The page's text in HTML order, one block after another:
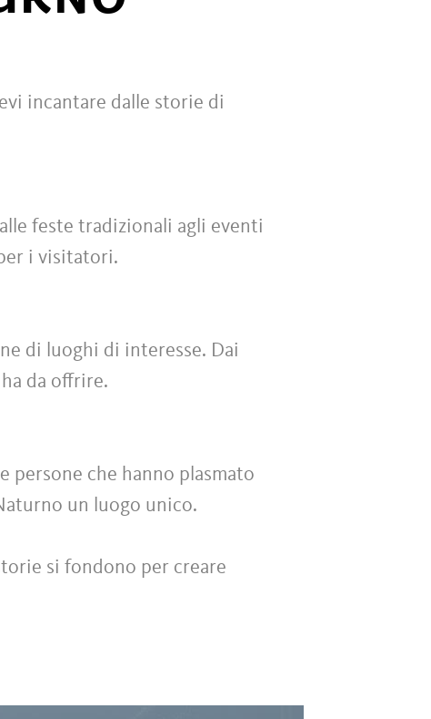
incantare dalle storie di
feste tradizionali agli eventi
i visitatori.
di luoghi di interesse. Dai
da offrire.
persone che hanno plasmato
un luogo unico.
si fondono per creare